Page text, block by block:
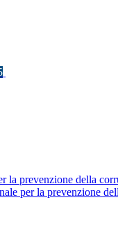
la prevenzione della
per la prevenzione